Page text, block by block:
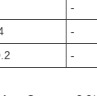
-
-
-